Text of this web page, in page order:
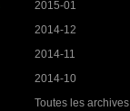
2015-01
2014-12
2014-11
2014-10
Toutes les archives